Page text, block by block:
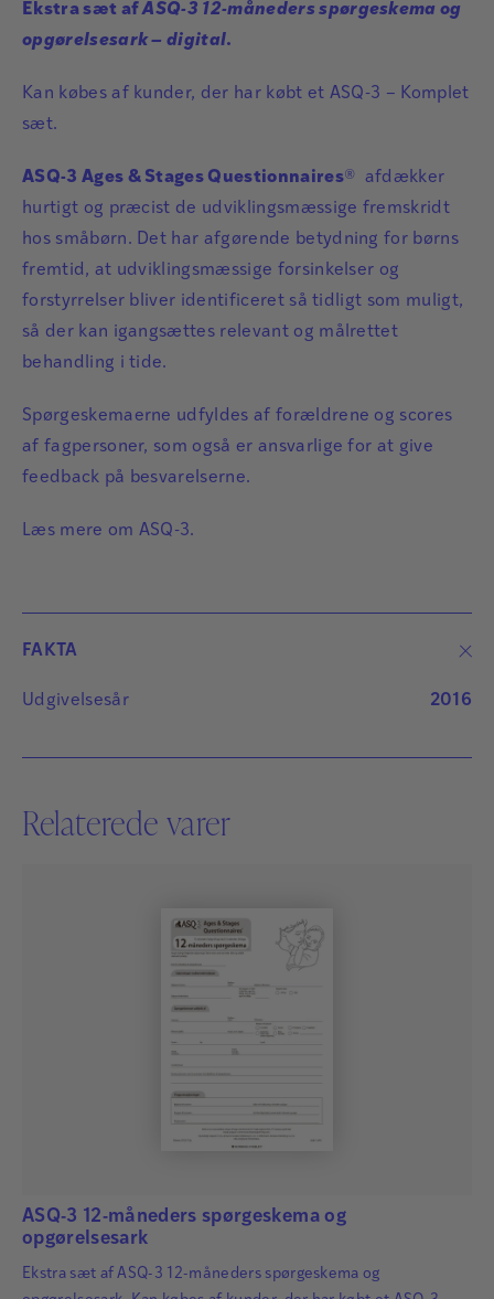
Ekstra sæt afASQ-3 12-måneders spørgeskema og
opgørelsesark – digital.
Kan købes af kunder, der har købt et ASQ-3 – Komplet
sæt.
ASQ-3 Ages & Stages Questionnaires® afdækker
hurtigt og præcist de udviklingsmæssige fremskridt
hos småbørn. Det har afgørende betydning for børns
fremtid, at udviklingsmæssige forsinkelser og
forstyrrelser bliver identificeret så tidligt som muligt,
så der kan igangsættes relevant og målrettet
behandling i tide.
Spørgeskemaerne udfyldes af forældrene og scores
af fagpersoner, som også er ansvarlige for at give
feedback på besvarelserne.
Læs mere om ASQ-3.
FAKTA
Udgivelsesår 2016
Relaterede varer
ASQ-3 12-måneders spørgeskema og
opgørelsesark
Ekstra sæt af ASQ-3 12-måneders spørgeskema og